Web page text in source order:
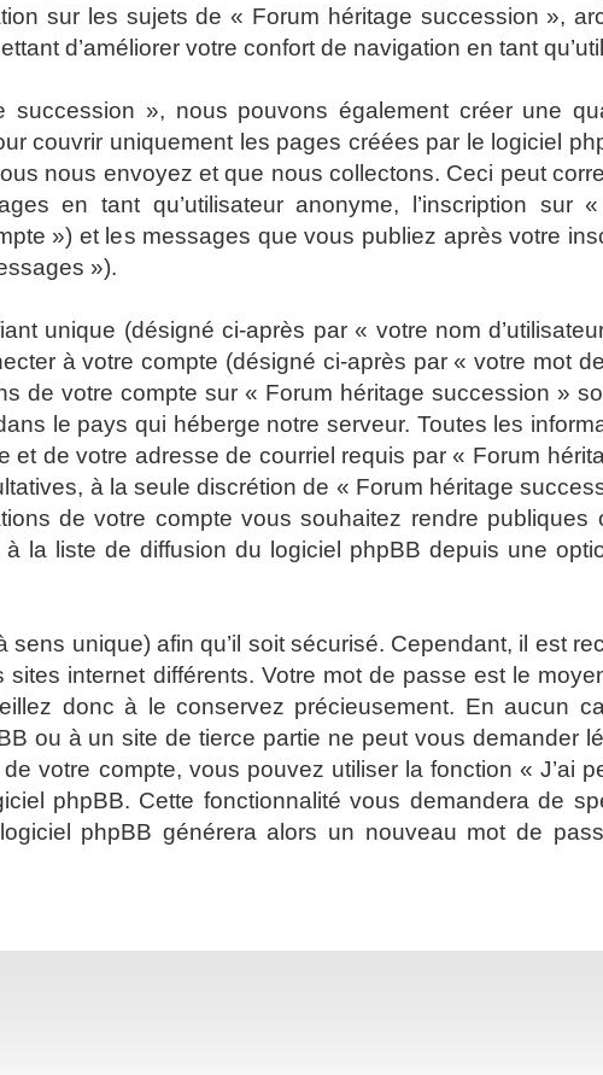
sur les sujets de « Forum héritage succession »,
d’améliorer votre confort de navigation en tant
», nous pouvons également créer une
couvrir uniquement les pages créées par le logiciel
nous envoyez et que nous collectons. Ceci peut
en tant qu’utilisateur anonyme, l’inscription sur
») et les messages que vous publiez après votre
»).
unique (désigné ci-après par « votre nom
à votre compte (désigné ci-après par « votre mot
de votre compte sur « Forum héritage succession »
le pays qui héberge notre serveur. Toutes les
et de votre adresse de courriel requis par « Forum
à la seule discrétion de « Forum héritage
de votre compte vous souhaitez rendre publiques
la liste de diffusion du logiciel phpBB depuis une
unique) afin qu’il soit sécurisé. Cependant, il est
internet différents. Votre mot de passe est le
donc à le conservez précieusement. En aucun
ou à un site de tierce partie ne peut vous demander
votre compte, vous pouvez utiliser la fonction « J’ai
phpBB. Cette fonctionnalité vous demandera de
phpBB générera alors un nouveau mot de